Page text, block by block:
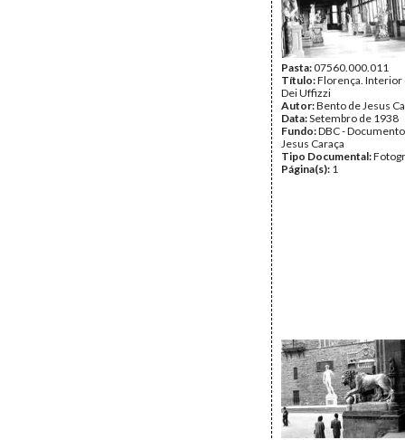
Pasta:07560.000.011
Título:Florença. Interior
Dei Uffizzi
Autor:Bento de Jesus
Data:Setembro de 1938
Fundo:DBC -
Jesus Caraça
Tipo Documental:
Página(s): 1